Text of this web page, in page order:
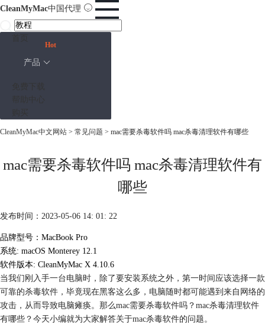
CleanMyMac中国代理
产品
Hot
CleanMyMac中文网站 > 常见问题 > mac需要杀毒软件吗 mac杀毒清理软件有哪些
mac需要杀毒软件吗 mac杀毒清理软件有
哪些
发布时间：2023-05-06 14: 01: 22
品牌型号：MacBook Pro
系统: macOS Monterey 12.1
软件版本: CleanMyMac X 4.10.6
当我们刚入手一台电脑时，除了要安装系统之外，第一时间应该选择一款
可靠的杀毒软件，毕竟现在黑客这么多，电脑随时都可能遇到来自网络的
攻击，从而导致电脑瘫痪。那么mac需要杀毒软件吗？mac杀毒清理软件
有哪些？今天小编就为大家解答关于mac杀毒软件的问题。